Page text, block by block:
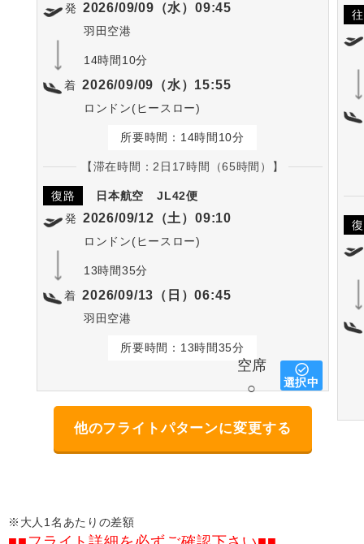
発 2026/09/09（水）09:45
羽田空港
14時間10分
着 2026/09/09（水）15:55
ロンドン(ヒースロー)
所要時間：14時間10分
【滞在時間：2日17時間（65時間）】
復路 日本航空
JL42便
発 2026/09/12（土）09:10
ロンドン(ヒースロー)
13時間35分
着 2026/09/13（日）06:45
羽田空港
所要時間：13時間35分
空席
○
選択中
他のフライトパターンに変更する
※大人1名あたりの差額